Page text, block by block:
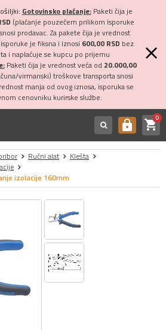
Gotovinsko plaćanje:Paketi čija je
(plaćanje pouzećem prilikom isporuke
prodavac. Za pakete čija je vrednost
je fiksna i iznosi 600,00 RSD bez
i naplaćuje se kupcu po prijemu
Paketi čija je vrednost veća od 20.000,00
virmanski) troškove transporta snosi
manja od ovog iznosa, isporuka se
cenovniku kurirske službe.
https shopping_cart0
Ručni alat
Klešta
izolacije 160mm